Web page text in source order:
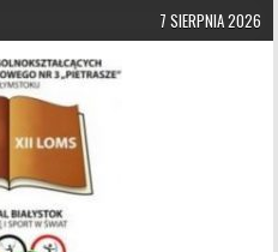
7 SIERPNIA 2026